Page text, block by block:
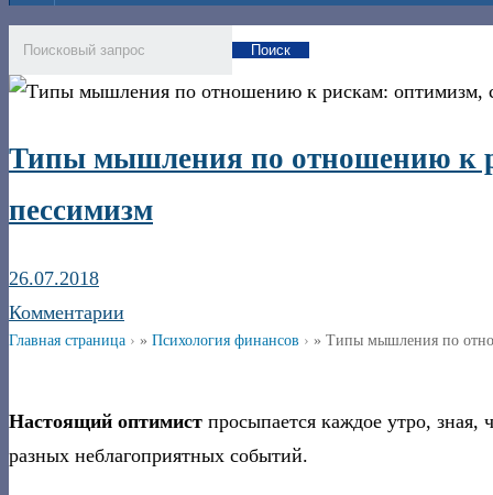
Поиск
Типы мышления по отношению к
пессимизм
26.07.2018
Комментарии
Главная страница » Психология финансов » Типы мышления по
Настоящий оптимист просыпается каждое утро,
разных неблагоприятных событий.